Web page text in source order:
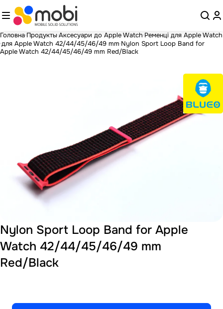
Головна Продукты Аксесуари до Apple Watch Ременці для Apple Watch
для Apple Watch 42/44/45/46/49 mm Nylon Sport Loop Band for
Apple Watch 42/44/45/46/49 mm Red/Black
Nylon Sport Loop Band for Apple
Watch 42/44/45/46/49 mm
Red/Black